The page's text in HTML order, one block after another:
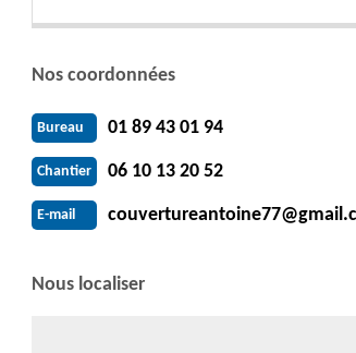
Nos coordonnées
Bureau 01 89 43 01 94
Chantier 06 10 13 20 52
E-mail
Nous localiser